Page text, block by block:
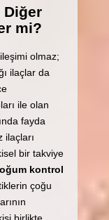
Diğer
mi?
olmaz;
ilaçlar da
ile olan
fayda
ilaçları
bir takviye
kontrol
çoğu
birlikte